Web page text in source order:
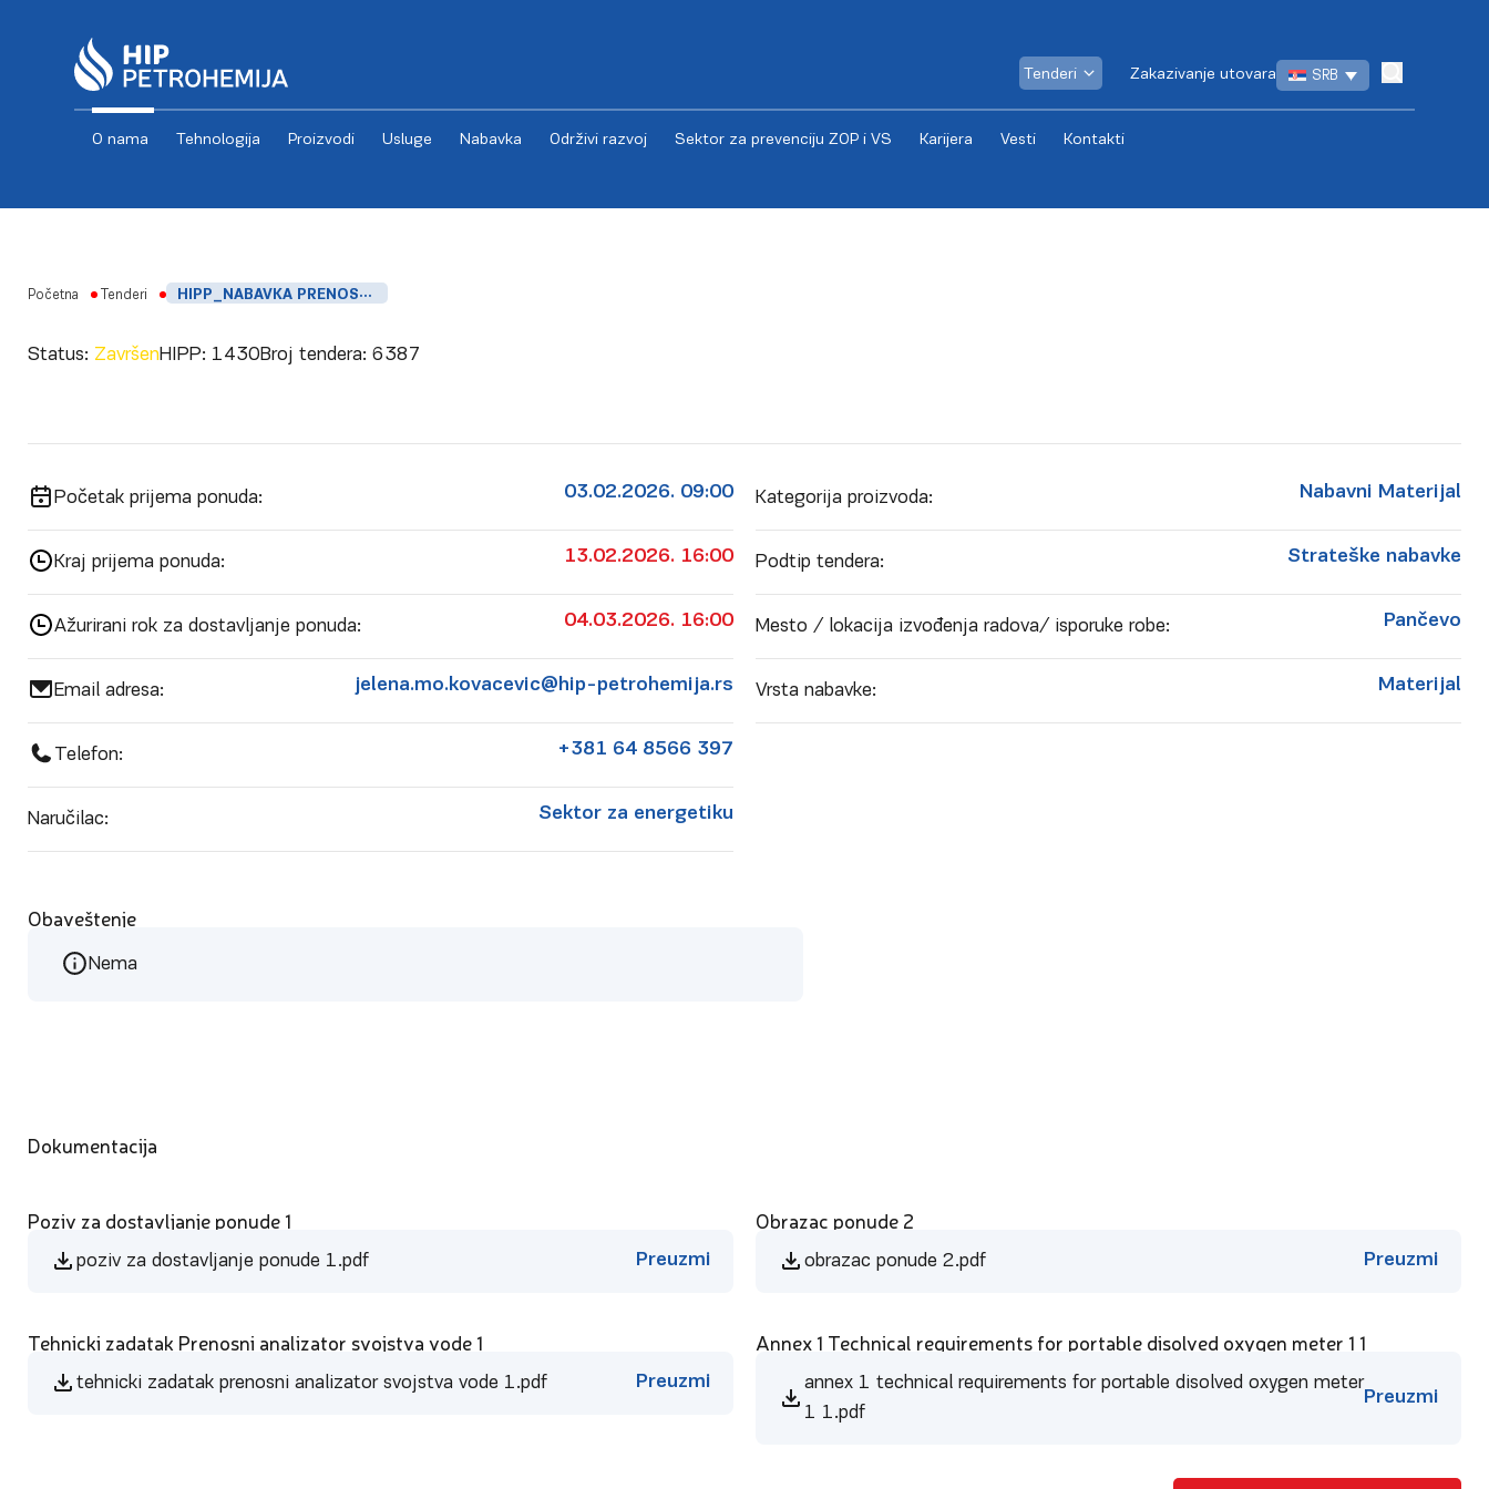
Tenderi Zakazivanje utovara SRB
O nama Tehnologija Proizvodi Usluge Nabavka Održivi razvoj Sektor za prevenciju ZOP i VS Karijera Vesti Kontakti
Početna Tenderi HIPP_NABAVKA PRENOSNOG ANALIZATORA
Status: ZavršenHIPP: 1430Broj tendera: 6387
Početak prijema ponuda: 03.02.2026. 09:00
Kraj prijema ponuda: 13.02.2026. 16:00
Ažurirani rok za dostavljanje ponuda: 04.03.2026. 16:00
Email adresa: jelena.mo.kovacevic@hip-petrohemija.rs
Telefon: +381 64 8566 397
Naručilac: Sektor za energetiku
Kategorija proizvoda: Nabavni Materijal
Podtip tendera: Strateške nabavke
Mesto / lokacija izvođenja radova/ isporuke robe: Pančevo
Vrsta nabavke: Materijal
Obaveštenje
Nema
Dokumentacija
Poziv za dostavljanje ponude 1
poziv za dostavljanje ponude 1.pdf Preuzmi
Obrazac ponude 2
obrazac ponude 2.pdf Preuzmi
Tehnicki zadatak Prenosni analizator svojstva vode 1
tehnicki zadatak prenosni analizator svojstva vode 1.pdf Preuzmi
Annex 1 Technical requirements for portable disolved oxygen meter 1 1
annex 1 technical requirements for portable disolved oxygen meter
1 1.pdf
Preuzmi